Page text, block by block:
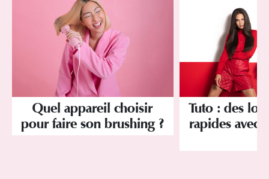
Quel appareil choisir
pour faire son brushing ?
Tuto : des
rapides avec